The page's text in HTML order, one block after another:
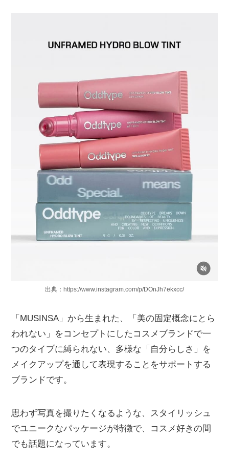
出典：https://www.instagram.com/p/DOnJh7ekxcc/
「MUSINSA」から生まれた、「美の固定概念にとら
われない」をコンセプトにしたコスメブランドで一
つのタイプに縛られない、多様な「自分らしさ」を
メイクアップを通して表現することをサポートする
ブランドです。
思わず写真を撮りたくなるような、スタイリッシュ
でユニークなパッケージが特徴で、コスメ好きの間
でも話題になっています。